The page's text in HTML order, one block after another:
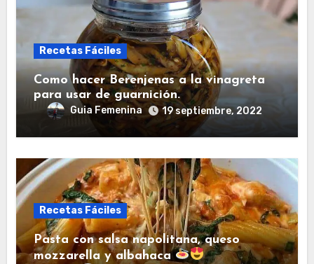
Recetas Fáciles
Como hacer Berenjenas a la vinagreta
para usar de guarnición.
Guia Femenina 19 septiembre, 2022
Recetas Fáciles
Pasta con salsa napolitana, queso
mozzarella y albahaca